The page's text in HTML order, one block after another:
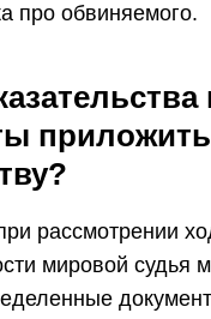
про обвиняемого.
рассмотрении
мировой судья